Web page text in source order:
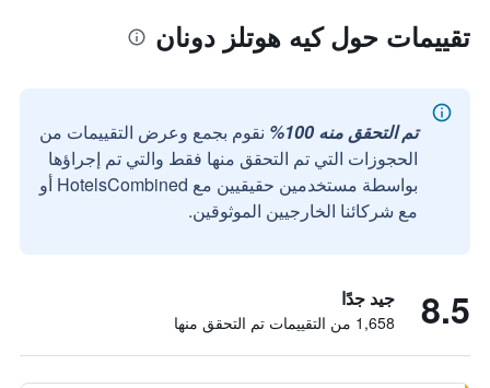
تقييمات حول كيه هوتلز دونان
تم التحقق منه 100%
نقوم بجمع وعرض التقييمات من
الحجوزات التي تم التحقق منها فقط والتي تم إجراؤها
بواسطة مستخدمين حقيقيين مع HotelsCombined أو
مع شركائنا الخارجيين الموثوقين.
8.5 جيد جدًا
1,658 من التقييمات تم التحقق منها